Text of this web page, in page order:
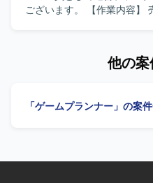
力】 超大型IPを用いたマル
ございます。 【作業内容】 売上、DAU、継続率、課金率な
の売上予測および着地見込
務を主体的に推進していただきます。 【求
特定し、改善案を立案できる方
他の
「ゲームプランナー」の案